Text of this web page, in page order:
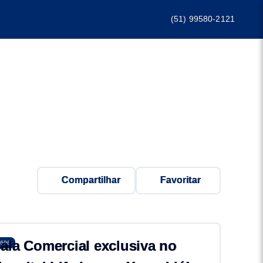
(51) 99580-2121
Compartilhar Favoritar
Comercial exclusiva no